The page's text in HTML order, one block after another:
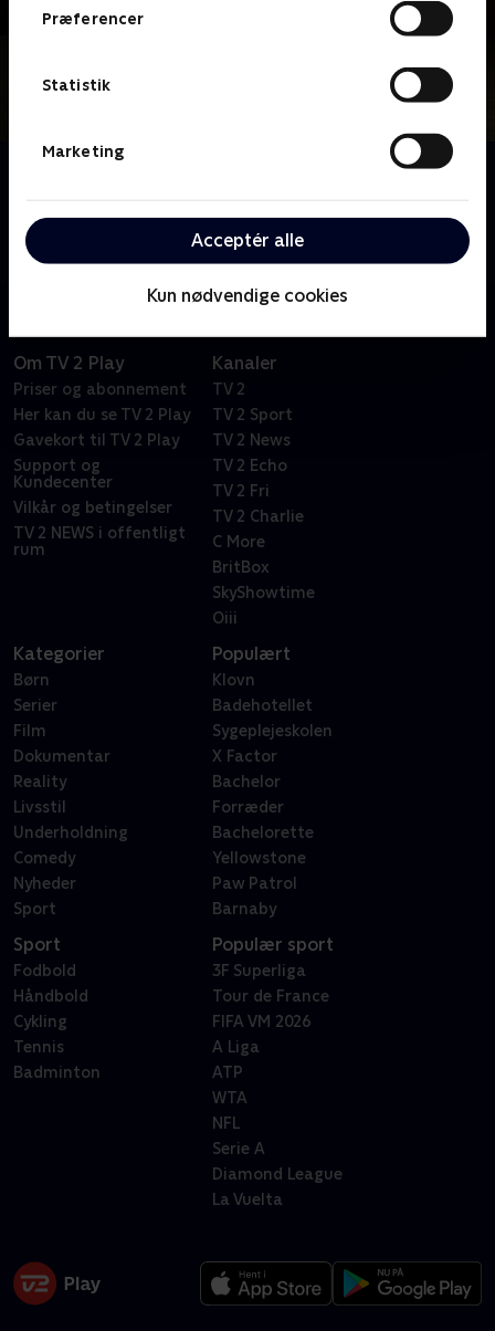
Præferencer
Statistik
Marketing
Acceptér alle
Kun nødvendige cookies
Crawley-families krydsende liv i det edvardianske
gods på landet i Yorkshire.
Om TV 2 Play
Priser og abonnement
Her kan du se TV 2 Play
Gavekort til TV 2 Play
Support og
Kundecenter
Vilkår og betingelser
TV 2 NEWS i offentligt
rum
Kanaler
TV 2
TV 2 Sport
TV 2 News
TV 2 Echo
TV 2 Fri
TV 2 Charlie
C More
BritBox
SkyShowtime
Oiii
Kategorier
Børn
Serier
Film
Dokumentar
Reality
Livsstil
Underholdning
Comedy
Nyheder
Sport
Populært
Klovn
Badehotellet
Sygeplejeskolen
X Factor
Bachelor
Forræder
Bachelorette
Yellowstone
Paw Patrol
Barnaby
Sport
Fodbold
Håndbold
Cykling
Tennis
Badminton
Populær sport
3F Superliga
Tour de France
FIFA VM 2026
A Liga
ATP
WTA
NFL
Serie A
Diamond League
La Vuelta